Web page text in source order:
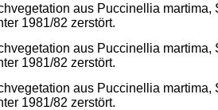
aus Puccinellia martima,
1981/82 zerstört.
aus Puccinellia martima,
1981/82 zerstört.
aus Puccinellia martima,
1981/82 zerstört.